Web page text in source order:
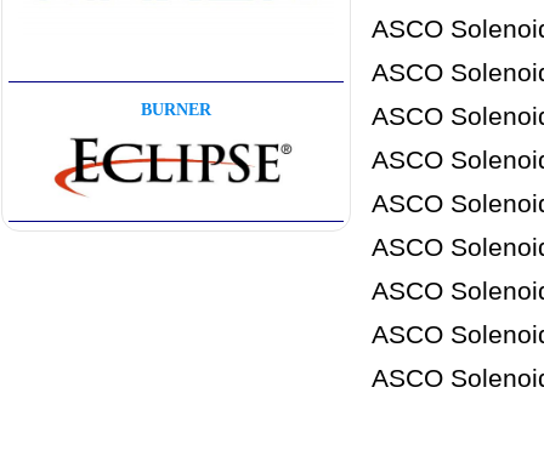
BURNER
ASCO
ASCO
ASCO
ASCO
ASCO
ASCO
ASCO
ASCO
ASCO